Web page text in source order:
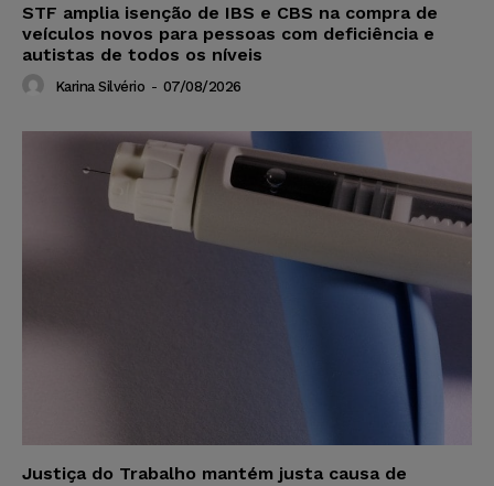
STF amplia isenção de IBS e CBS na compra de
veículos novos para pessoas com deficiência e
autistas de todos os níveis
Karina Silvério - 07/08/2026
Justiça do Trabalho mantém justa causa de